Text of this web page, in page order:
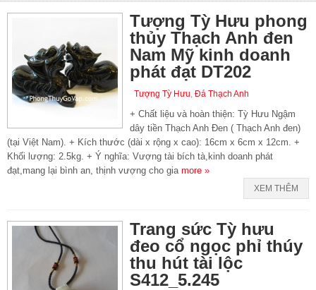
Tượng Tỳ Hưu phong
thủy Thạch Anh đen
Nam Mỹ kinh doanh
phát đạt DT202
Tượng Tỳ Hưu, Đá Thạch Anh
+ Chất liệu và hoàn thiện: Tỳ Hưu Ngậm
dây tiền Thạch Anh Đen ( Thạch Anh đen)
(tại Việt Nam). + Kích thước (dài x rộng x cao): 16cm x 6cm x 12cm. +
Khối lượng: 2.5kg. + Ý nghĩa: Vượng tài bích tà,kinh doanh phát
đạt,mang lại bình an, thịnh vượng cho gia more »
XEM THÊM
Trang sức Tỳ hưu
đeo cổ ngọc phỉ thúy
thu hút tài lộc
S412_5.245